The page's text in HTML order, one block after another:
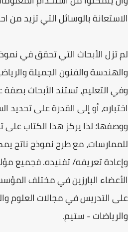
الاستعانة بالوسائل التي تزيد
لم تزل الأبحاث التي تحقق في
والهندسة والفنون الجميلة
وفي التعليم، تستند الأبحاث
اختباره، أو إلى القدرة على تحديد
ووصفها؛ لذا يركز هذا الكتاب على
للممارسات، مع طرح نموذج ناتج
وإعادة تعريفه/ تفنيده. فجميع
الأعضاء البارزين في مختلف
على التدريس في مجالات العلوم
والرياضات - ستيم.